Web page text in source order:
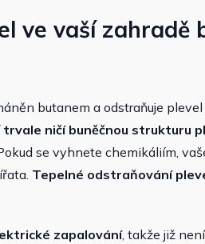
ve vaší zahradě
butanem a odstraňuje plevel
trvale ničí buněčnou strukturu
se vyhnete chemikáliím,
Tepelné odstraňování
zapalování, takže již